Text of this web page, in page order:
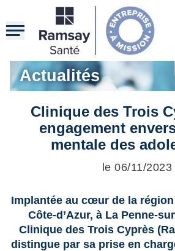
contenu
principal
Actualités
Clinique des Trois
engagement
mentale des
le 06/11/2023
Implantée au cœur de la
Côte-d’Azur, à La Penne-
Clinique des Trois Cyprès
distingue par sa prise en